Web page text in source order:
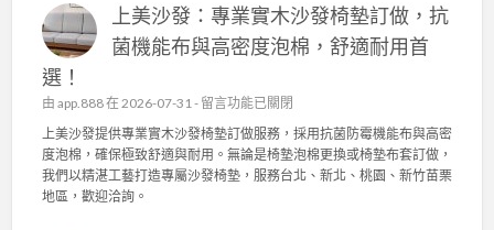
持
茶
日
常
管
理
，
專
業
實
沙
椅
墊
訂
上美沙發：專業實木沙發椅墊訂做，抗
菌機能布與高密度泡棉，舒適耐用首
選！
由 app.888在 2026-07-31 - 在
〈
上
美
沙
留言功能已關閉
上美沙發提供專業實木沙發椅墊訂做服務，採用抗菌防霉機能布與高密
度泡棉，確保極致舒適與耐用。無論是椅墊泡棉更換或椅墊布套訂做，
我們以精湛工藝打造專屬沙發椅墊，服務台北、新北、桃園、新竹苗栗
地區，歡迎洽詢。